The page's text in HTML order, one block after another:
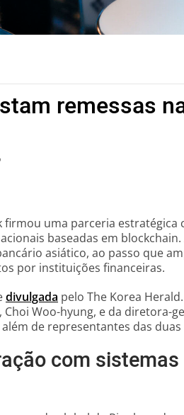
remessas
firmou uma parceria estratégica
baseadas em
asiático, ao passo que
por instituições financeiras.
divulgada pelo The Korea
Choi Woo-hyung, e da diretora-
de representantes das
com